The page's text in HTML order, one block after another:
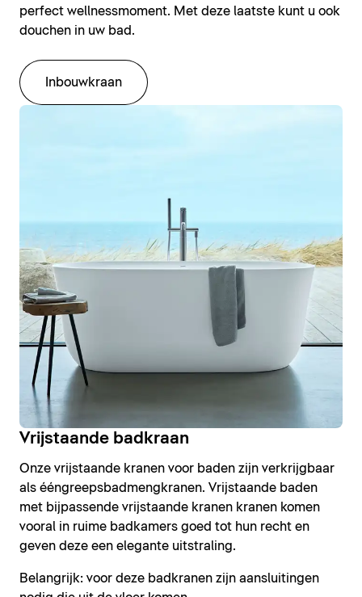
perfect wellnessmoment. Met deze laatste kunt u ook
douchen in uw bad.
Inbouwkraan
Vrijstaande badkraan
Onze vrijstaande kranen voor baden zijn verkrijgbaar
als ééngreepsbadmengkranen. Vrijstaande baden
met bijpassende vrijstaande kranen kranen komen
vooral in ruime badkamers goed tot hun recht en
geven deze een elegante uitstraling.
Belangrijk: voor deze badkranen zijn aansluitingen